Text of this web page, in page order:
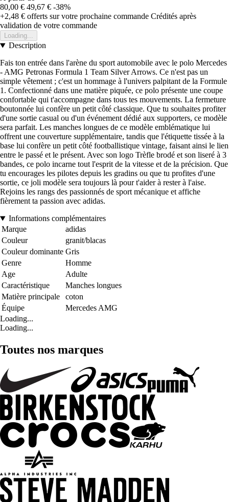
80,00 € 49,67 € -38%
+2,48 € offerts sur votre prochaine commande Crédités après
validation de votre commande
Loading...
Description
Fais ton entrée dans l'arène du sport automobile avec le polo Mercedes
- AMG Petronas Formula 1 Team Silver Arrows. Ce n'est pas un
simple vêtement ; c'est un hommage à l'univers palpitant de la Formule
1. Confectionné dans une matière piquée, ce polo présente une coupe
confortable qui t'accompagne dans tous tes mouvements. La fermeture
boutonnée lui confère un petit côté classique. Que tu souhaites profiter
d'une sortie casual ou d'un événement dédié aux supporters, ce modèle
sera parfait. Les manches longues de ce modèle emblématique lui
offrent une couverture supplémentaire, tandis que l'étiquette tissée à la
base lui confère un petit côté footballistique vintage, faisant ainsi le lien
entre le passé et le présent. Avec son logo Trèfle brodé et son liseré à 3
bandes, ce polo incarne tout l'esprit de la vitesse et de la précision. Que
tu encourages les pilotes depuis les gradins ou que tu profites d'une
sortie, ce joli modèle sera toujours là pour t'aider à rester à l'aise.
Rejoins les rangs des passionnés de sport mécanique et affiche
fièrement ta passion avec adidas.
Informations complémentaires
Marque
adidas
Couleur
granit/blacas
Couleur dominante Gris
Genre
Homme
Age
Adulte
Caractéristique
Manches longues
Matière principale
coton
Équipe
Mercedes AMG
Loading...
Loading...
Toutes nos marques